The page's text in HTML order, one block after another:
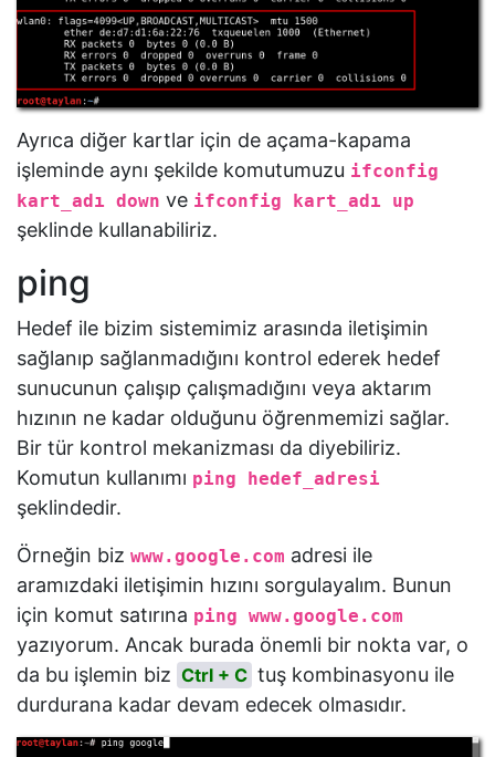
Ayrıca diğer kartlar için de açama-kapama
işleminde aynı şekilde komutumuzu ifconfig
kart_adı down ve ifconfig kart_adı up
şeklinde kullanabiliriz.
ping
Hedef ile bizim sistemimiz arasında iletişimin
sağlanıp sağlanmadığını kontrol ederek hedef
sunucunun çalışıp çalışmadığını veya aktarım
hızının ne kadar olduğunu öğrenmemizi sağlar.
Bir tür kontrol mekanizması da diyebiliriz.
Komutun kullanımı ping hedef_adresi
şeklindedir.
Örneğin biz www.google.com adresi ile
aramızdaki iletişimin hızını sorgulayalım. Bunun
için komut satırına ping www.google.com
yazıyorum. Ancak burada önemli bir nokta var, o
da bu işlemin biz Ctrl + C tuş kombinasyonu ile
durdurana kadar devam edecek olmasıdır.